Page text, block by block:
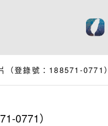
（登錄號：188571-0771）
0771）